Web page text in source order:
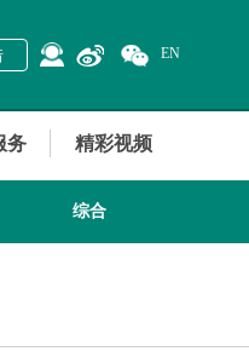
EN
务 精彩视频
综合